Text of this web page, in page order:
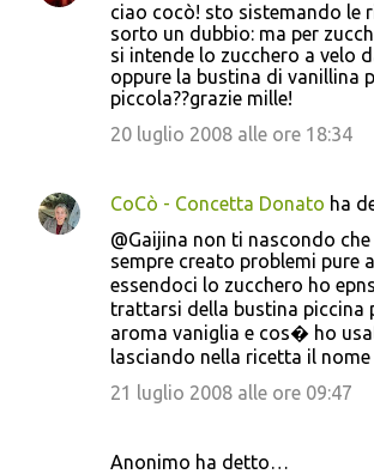
ciao cocò! sto sistemando le
sorto un dubbio: ma per
si intende lo zucchero a velo
oppure la bustina di vanillina
piccola??grazie mille!
20 luglio 2008 alle ore 18:34
CoCò - Concetta Donato ha
@Gaijina non ti nascondo
sempre creato problemi pure
essendoci lo zucchero ho
trattarsi della bustina piccina
aroma vaniglia e cos� ho
lasciando nella ricetta il
21 luglio 2008 alle ore 09:47
Anonimo ha detto…